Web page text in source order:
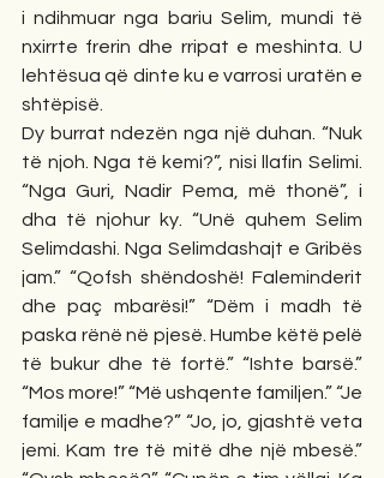
i ndihmuar nga bariu Selim, mundi të
nxirrte frerin dhe rripat e meshinta. U
lehtësua që dinte ku e varrosi uratën e
shtëpisë.
Dy burrat ndezën nga një duhan. “Nuk
të njoh. Nga të kemi?”, nisi llafin Selimi.
“Nga Guri, Nadir Pema, më thonë”, i
dha të njohur ky. “Unë quhem Selim
Selimdashi. Nga Selimdashajt e Gribës
jam.” “Qofsh shëndoshë! Faleminderit
dhe paç mbarësi!” “Dëm i madh të
paska rënë në pjesë. Humbe këtë pelë
të bukur dhe të fortë.” “Ishte barsë.”
“Mos more!” “Më ushqente familjen.” “Je
familje e madhe?” “Jo, jo, gjashtë veta
jemi. Kam tre të mitë dhe një mbesë.”